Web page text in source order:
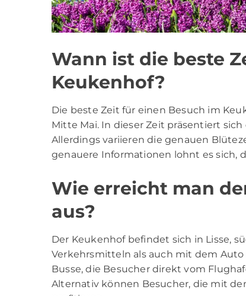
Wann ist die beste
Keukenhof?
Die beste Zeit für einen Besuch im
Mitte Mai. In dieser Zeit präsentiert
Allerdings variieren die genauen
genauere Informationen lohnt es sich,
Wie erreicht man
aus?
Der Keukenhof befindet sich in Lisse,
Verkehrsmitteln als auch mit dem
Busse, die Besucher direkt vom
Alternativ können Besucher, die mit